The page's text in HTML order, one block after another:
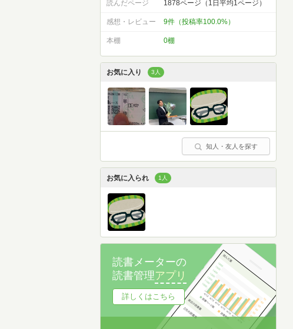
読んだページ 1878ページ（1日平均1ページ）
感想・レビュー 9件（投稿率100.0%）
本棚 0棚
お気に入り 3人
知人・友人を探す
お気に入られ 1人
読書メーターの
読書管理アプリ
詳しくはこちら